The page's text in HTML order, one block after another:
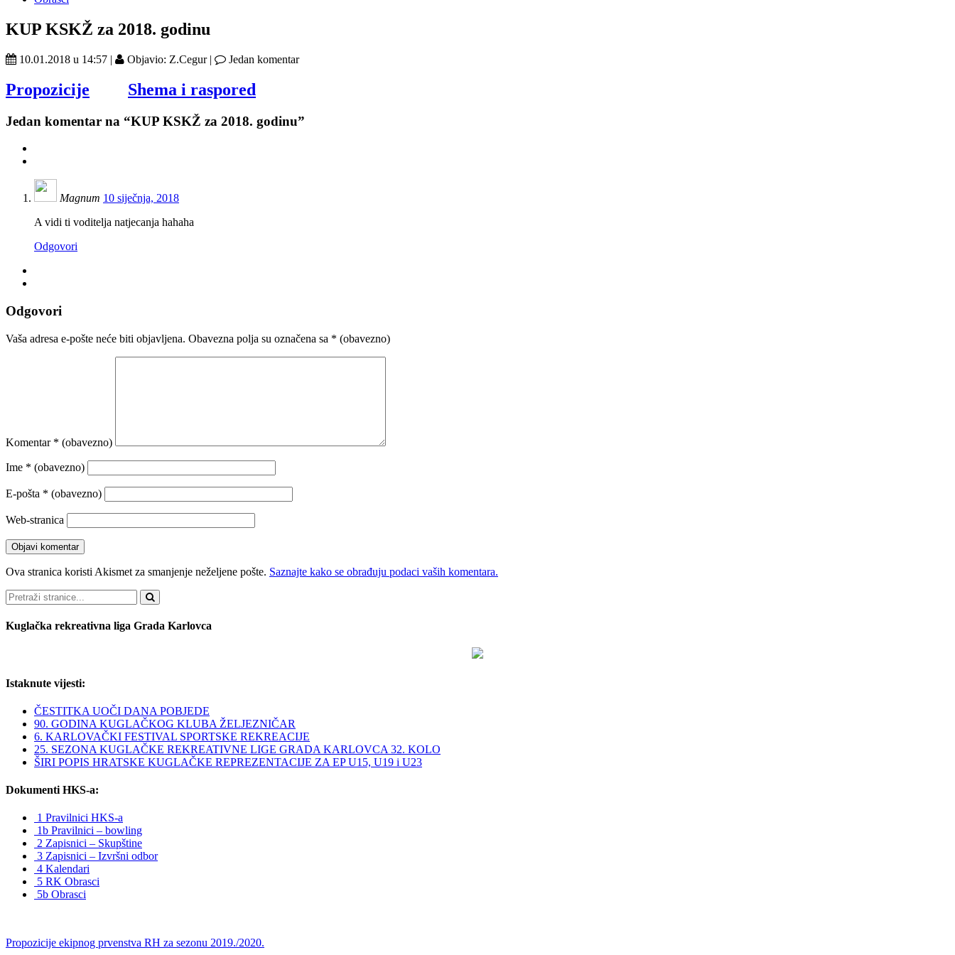
KUP KSKŽ za 2018. godinu
10.01.2018 u 14:57 | Objavio: Z.Cegur | Jedan komentar
Propozicije Shema i raspored
Jedan komentar na “KUP KSKŽ za 2018. godinu”
Magnum 10 siječnja, 2018
A vidi ti voditelja natjecanja hahaha
Odgovori
Odgovori
Vaša adresa e-pošte neće biti objavljena. Obavezna polja su označena sa * (obavezno)
Komentar * (obavezno)
Ime * (obavezno)
E-pošta * (obavezno)
Web-stranica
Ova stranica koristi Akismet za smanjenje neželjene pošte. Saznajte kako se obrađuju podaci vaših komentara.
Pretraži
Kuglačka rekreativna liga Grada Karlovca
Istaknute vijesti:
ČESTITKA UOČI DANA POBJEDE
90. GODINA KUGLAČKOG KLUBA ŽELJEZNIČAR
6. KARLOVAČKI FESTIVAL SPORTSKE REKREACIJE
25. SEZONA KUGLAČKE REKREATIVNE LIGE GRADA KARLOVCA 32. KOLO
ŠIRI POPIS HRATSKE KUGLAČKE REPREZENTACIJE ZA EP U15, U19 i U23
Dokumenti HKS-a:
1 Pravilnici HKS-a
1b Pravilnici – bowling
2 Zapisnici – Skupštine
3 Zapisnici – Izvršni odbor
4 Kalendari
5 RK Obrasci
5b Obrasci
Propozicije ekipnog prvenstva RH za sezonu 2019./2020.